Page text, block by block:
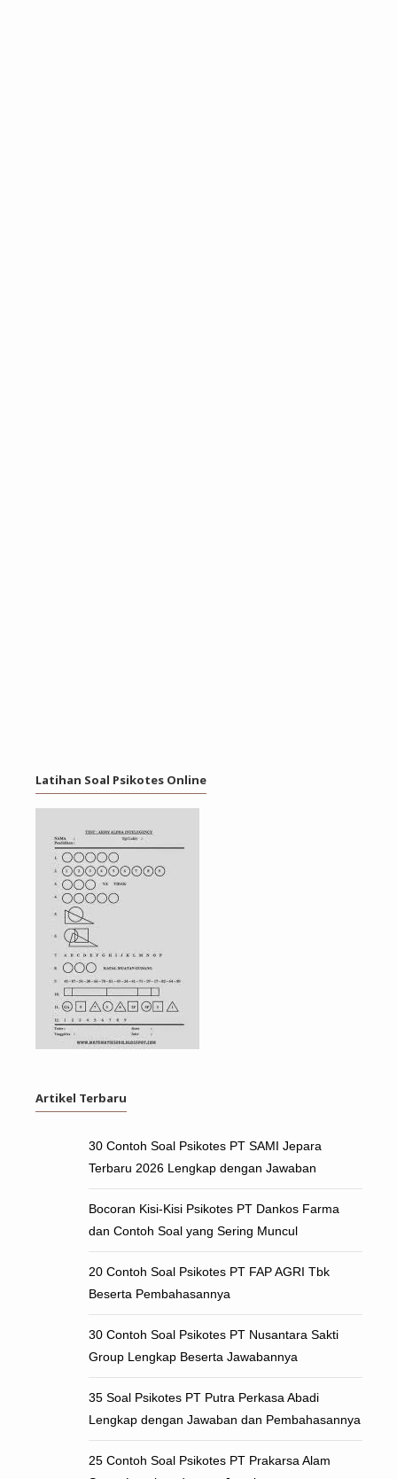
Latihan Soal Psikotes Online
Artikel Terbaru
30 Contoh Soal Psikotes PT SAMI Jepara
Terbaru 2026 Lengkap dengan Jawaban
Bocoran Kisi-Kisi Psikotes PT Dankos Farma
dan Contoh Soal yang Sering Muncul
20 Contoh Soal Psikotes PT FAP AGRI Tbk
Beserta Pembahasannya
30 Contoh Soal Psikotes PT Nusantara Sakti
Group Lengkap Beserta Jawabannya
35 Soal Psikotes PT Putra Perkasa Abadi
Lengkap dengan Jawaban dan Pembahasannya
25 Contoh Soal Psikotes PT Prakarsa Alam